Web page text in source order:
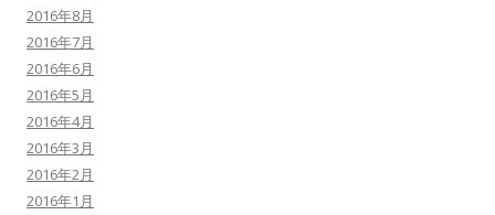
2016年8月
2016年7月
2016年6月
2016年5月
2016年4月
2016年3月
2016年2月
2016年1月